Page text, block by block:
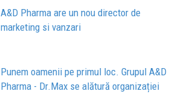
A&D Pharma are un nou director de
marketing si vanzari
Punem oamenii pe primul loc. Grupul A&D
Pharma - Dr.Max se alătură organizației